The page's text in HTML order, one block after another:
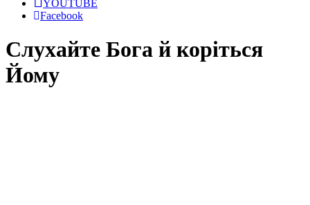
YOUTUBE
Facebook
Слухайте Бога й коріться
Йому